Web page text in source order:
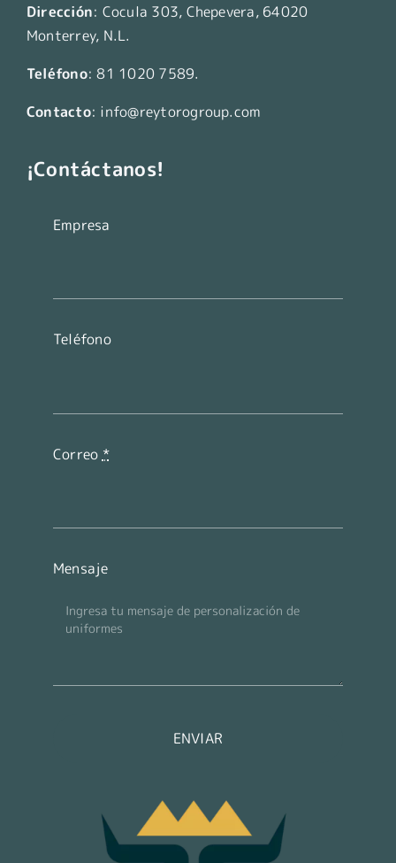
Dirección: Cocula 303, Chepevera, 64020
Monterrey, N.L.
Teléfono: 81 1020 7589.
Contacto: info@reytorogroup.com
¡Contáctanos!
Empresa
Teléfono
Correo *
Mensaje
ENVIAR